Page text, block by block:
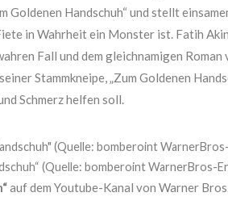
Goldenen Handschuh“ und stellt
in Wahrheit ein Monster ist. Fatih
Fall und dem gleichnamigen
Stammkneipe, „Zum Goldenen
Schmerz helfen soll.
(Quelle: bomberoint WarnerBros-
auf dem Youtube-Kanal von Warner